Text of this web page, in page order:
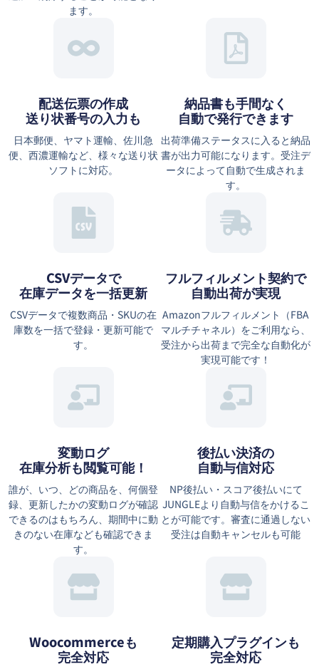
ます。
配送伝票の作成
送り状番号の入力も
日本郵便、ヤマト運輸、佐川急
便、西濃運輸など、様々な送り状
ソフトに対応。
納品書も手間なく
自動で発行できます
出荷準備ステータスに入ると納品
書が出力可能になります。受注デ
ータによって自動で生成されま
す。
CSVデータで
在庫データを一括更新
CSVデータで複数商品・SKUの在
庫数を一括で登録・更新可能で
す。
フルフィルメント契約で
自動出荷が実現
Amazonフルフィルメント（FBA
マルチチャネル）をご利用なら、
受注から出荷まで完全な自動化が
実現可能です！
変動ログ
在庫分析も閲覧可能！
誰が、いつ、どの商品を、何個登
録、更新したかの変動ログが確認
できるのはもちろん、期間中に動
きのない在庫なども確認できま
す。
後払い決済の
自動与信対応
NP後払い・スコア後払いにて
JUNGLEより自動与信をかけるこ
とが可能です。審査に通過しない
受注は自動キャンセルも可能
Woocommerceも
完全対応
定期購入プラグインも
完全対応